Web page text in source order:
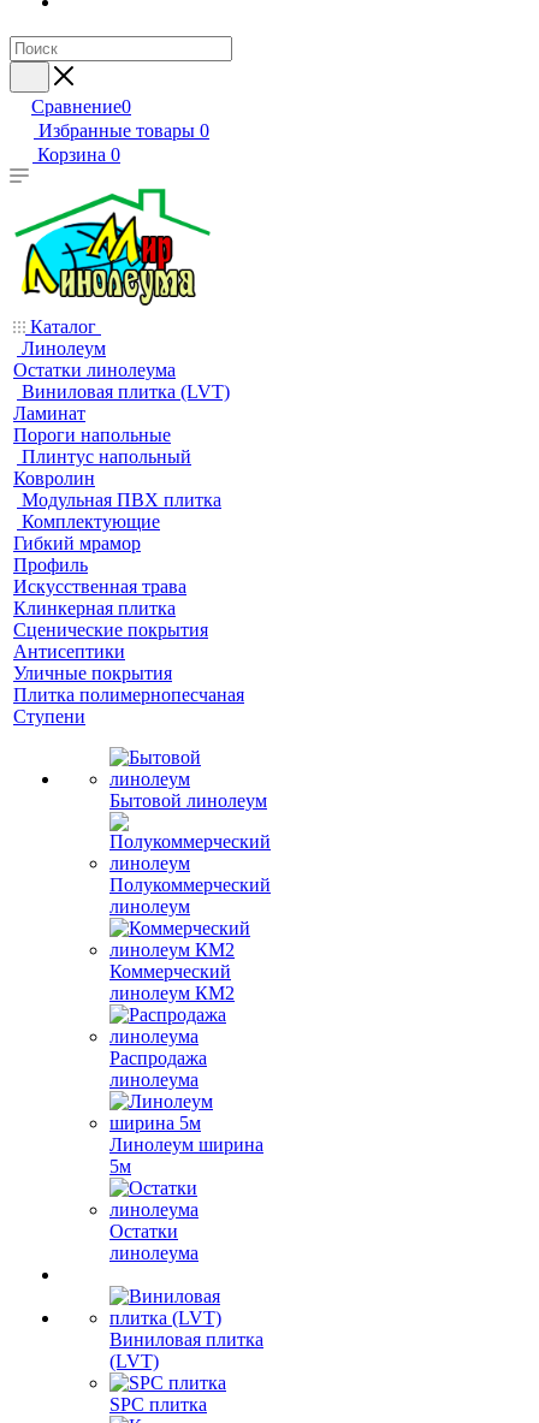
Сравнение0
Избранные товары 0
Корзина 0
Каталог
Линолеум
Остатки линолеума
Виниловая плитка (LVT)
Ламинат
Пороги напольные
Плинтус напольный
Ковролин
Модульная ПВХ плитка
Комплектующие
Гибкий мрамор
Профиль
Искусственная трава
Клинкерная плитка
Сценические покрытия
Антисептики
Уличные покрытия
Плитка полимернопесчаная
Ступени
Бытовой линолеум
Полукоммерческий
линолеум
Коммерческий
линолеум КМ2
Распродажа
линолеума
Линолеум ширина
5м
Остатки
линолеума
Виниловая плитка
(LVT)
SPC плитка